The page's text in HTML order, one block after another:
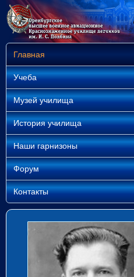
Главная
Учеба
Музей училища
История училища
Наши гарнизоны
Форум
Контакты